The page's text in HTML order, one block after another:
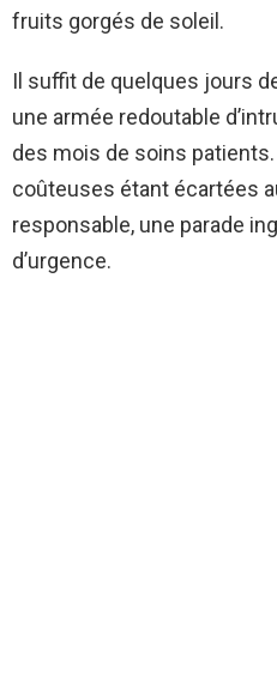
fruits gorgés de soleil.
Il suffit de quelques jours
une armée redoutable
des mois de soins
coûteuses étant écartées
responsable, une parade
d’urgence.